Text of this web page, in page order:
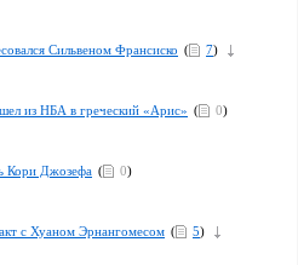
Сильвеном Франсиско ( 7)
из НБА в греческий «Арис» ( 0)
Кори Джозефа ( 0)
с Хуаном Эрнангомесом ( 5)